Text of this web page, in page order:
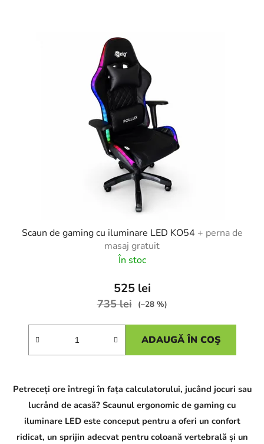
Scaun de gaming cu iluminare LED KO54 + perna de
masaj gratuit
În stoc
525 lei
735 lei (–28 %)
ADAUGĂ ÎN COŞ
Petreceți ore întregi în fața calculatorului, jucând jocuri sau
lucrând de acasă? Scaunul ergonomic de gaming cu
iluminare LED este conceput pentru a oferi un confort
ridicat, un sprijin adecvat pentru coloană vertebrală și un